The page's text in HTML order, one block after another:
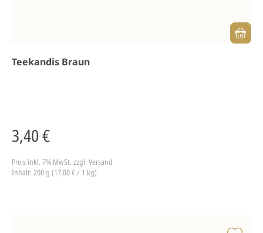
Teekandis Braun
3,40 €
Preis inkl. 7% MwSt. zzgl. Versand
Inhalt: 200 g (17,00 € / 1 kg)